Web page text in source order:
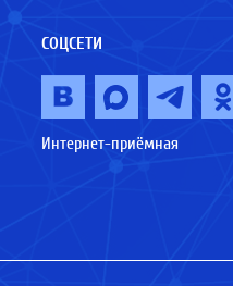
СОЦСЕТИ
Интернет-приёмная